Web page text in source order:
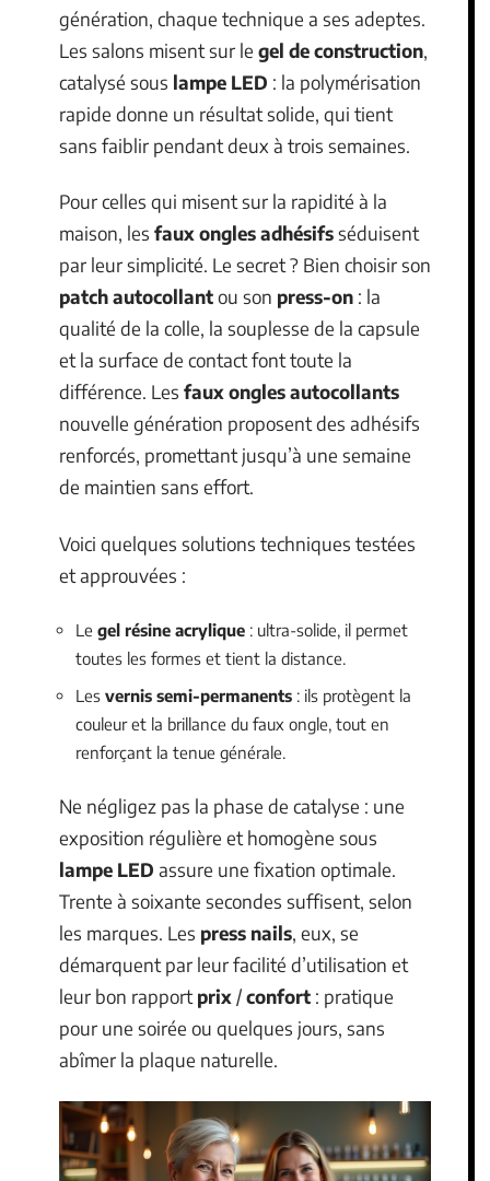
génération, chaque technique a ses adeptes.
Les salons misent sur le gel de construction,
catalysé sous lampe LED : la polymérisation
rapide donne un résultat solide, qui tient
sans faiblir pendant deux à trois semaines.
Pour celles qui misent sur la rapidité à la
maison, les faux ongles adhésifsséduisent
par leur simplicité. Le secret ? Bien choisir son
patch autocollantou son press-on : la
qualité de la colle, la souplesse de la capsule
et la surface de contact font toute la
différence. Les faux ongles autocollants
nouvelle génération proposent des adhésifs
renforcés, promettant jusqu’à une semaine
de maintien sans effort.
Voici quelques solutions techniques testées
et approuvées :
Le gel résine acrylique : ultra-solide, il permet
toutes les formes et tient la distance.
Les vernis semi-permanents : ils protègent la
couleur et la brillance du faux ongle, tout en
renforçant la tenue générale.
Ne négligez pas la phase de catalyse : une
exposition régulière et homogène sous
lampe LED assure une fixation optimale.
Trente à soixante secondes suffisent, selon
les marques. Les press nails, eux, se
démarquent par leur facilité d’utilisation et
leur bon rapport prix/confort : pratique
pour une soirée ou quelques jours, sans
abîmer la plaque naturelle.